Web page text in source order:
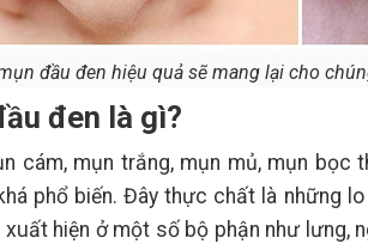
đầu đen hiệu quả sẽ mang lại cho
đen là gì?
cám, mụn trắng, mụn mủ, mụn
phổ biến. Đây thực chất là những
xuất hiện ở một số bộ phận như lưng,